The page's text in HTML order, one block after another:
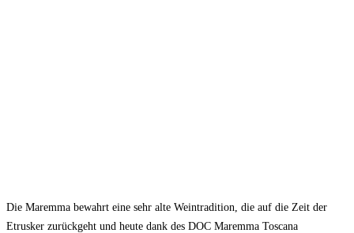
Die Maremma bewahrt eine sehr alte Weintradition, die auf die Zeit der
Etrusker zurückgeht und heute dank des DOC Maremma Toscana